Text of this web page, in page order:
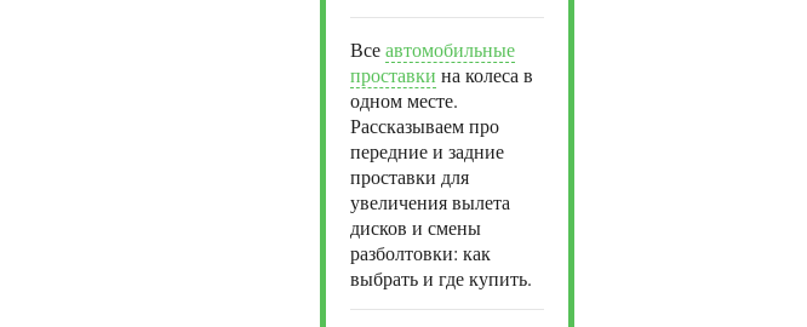
Всеавтомобильные
проставки на колеса в
одном месте.
Рассказываем про
передние и задние
проставки для
увеличения вылета
дисков и смены
разболтовки: как
выбрать и где купить.